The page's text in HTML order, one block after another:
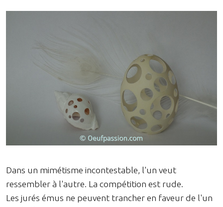
Dans un mimétisme incontestable, l'un veut
ressembler à l'autre. La compétition est rude.
Les jurés émus ne peuvent trancher en faveur de l'un